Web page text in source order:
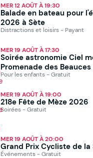
MER 12 AOÛT À 19:30
Balade en bateau pour
2026 à Sète
Distractions et loisirs - Payant
MER 19 AOÛT À 17:30
Soirée astronomie Ciel
Promenade des Beauces
Pour les enfants - Gratuit
MER 19 AOÛT À 19:00
218e Fête de Mèze 2026
Soirées - Gratuit
MER 19 AOÛT À 20:00
Grand Prix Cycliste de
Événements - Gratuit